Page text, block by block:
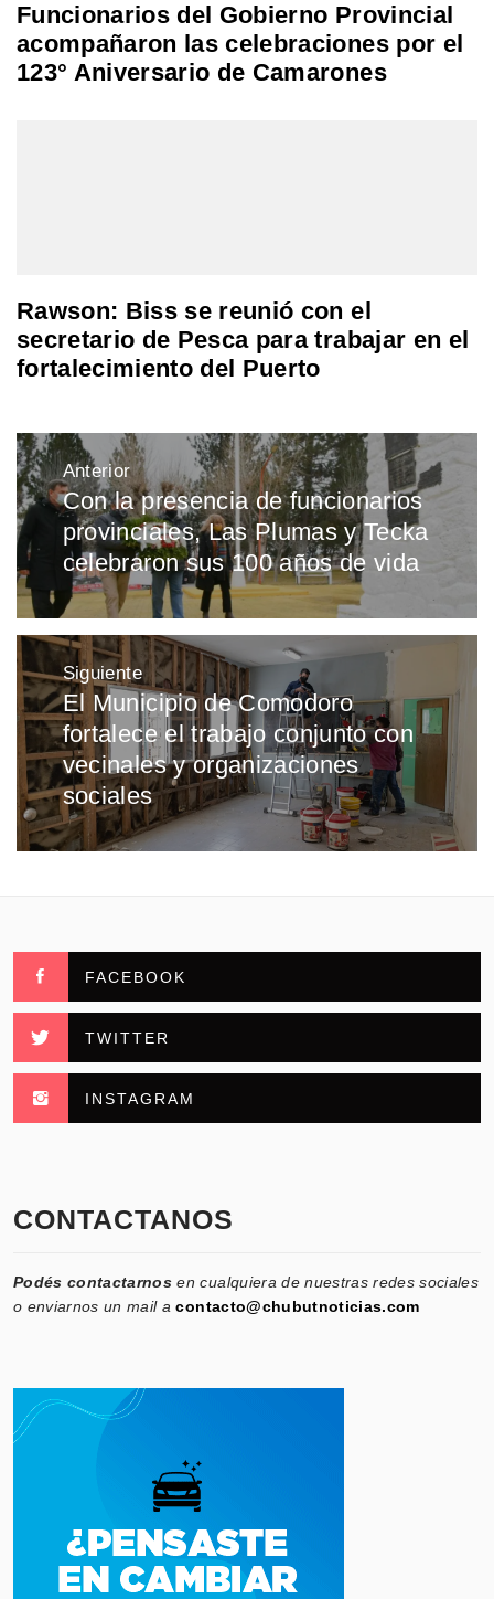
Funcionarios del Gobierno Provincial
acompañaron las celebraciones por el
123° Aniversario de Camarones
Rawson: Biss se reunió con el
secretario de Pesca para trabajar en el
fortalecimiento del Puerto
Navegación
de
entradas
Anterior
Entrada
anterior:
Con la presencia de funcionarios
provinciales, Las Plumas y Tecka
celebraron sus 100 años de vida
Siguiente
Entrada
siguiente:
El Municipio de Comodoro
fortalece el trabajo conjunto con
vecinales y organizaciones
sociales
FACEBOOK
TWITTER
INSTAGRAM
CONTACTANOS
Podés contactarnos en cualquiera de nuestras redes sociales
o enviarnos un mail acontacto@chubutnoticias.com